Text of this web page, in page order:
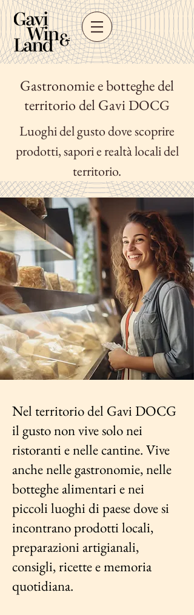
Gastronomie e botteghe del
territorio del GaviDOCG
Luoghi del gusto dove scoprire
prodotti, sapori e realtà locali del
territorio.
Nel territorio del Gavi DOCG
il gusto non vive solo nei
ristoranti e nelle cantine. Vive
anche nelle gastronomie, nelle
botteghe alimentari e nei
piccoli luoghi di paese dove si
incontrano prodotti locali,
preparazioni artigianali,
consigli, ricette e memoria
quotidiana.